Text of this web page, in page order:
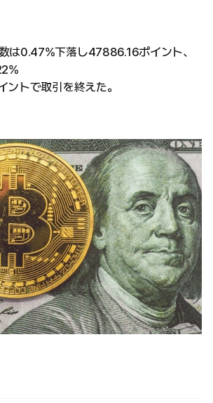
は0.47%下落し47886.16ポイント、
トで取引を終えた。